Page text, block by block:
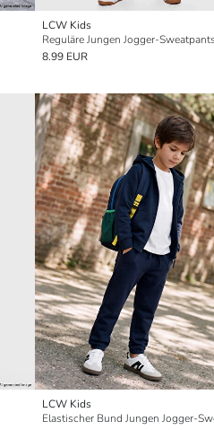
LCW Kids
Reguläre Jungen Jogger-
8.99 EUR
LCW Kids